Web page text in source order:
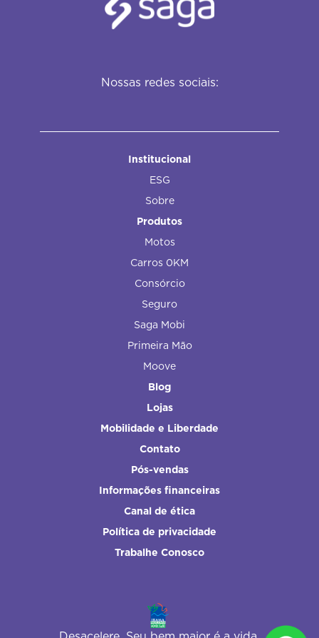
Nossas redes sociais:
Institucional
ESG
Sobre
Produtos
Motos
Carros 0KM
Consórcio
Seguro
Saga Mobi
Primeira Mão
Moove
Blog
Lojas
Mobilidade e Liberdade
Contato
Pós-vendas
Informações financeiras
Canal de ética
Política de privacidade
Trabalhe Conosco